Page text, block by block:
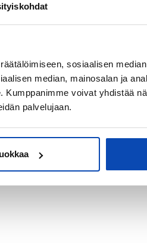
sosiaalisen
median, mainosalan ja
voivat yhdistää
palvelujaan.